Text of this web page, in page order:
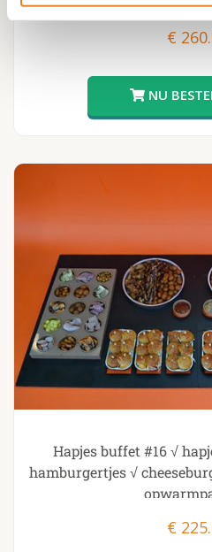
€
Hapjes buffet #16 √
hamburgertjes √
€